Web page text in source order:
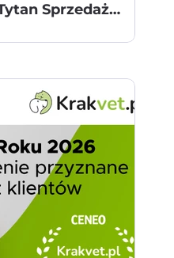
Kolejna nagroda Tytan Sprzedaży ESET dla ACTION SA